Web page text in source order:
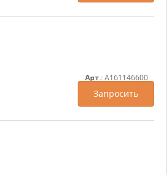
Арт.: A161146600
Запросить